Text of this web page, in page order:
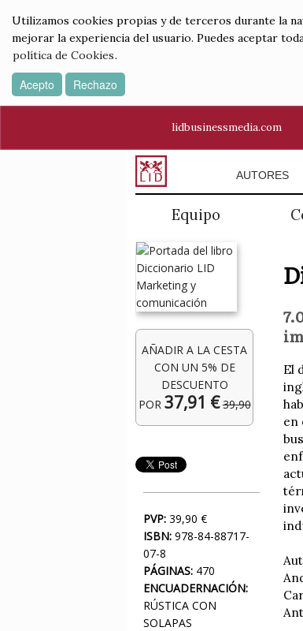
Utilizamos cookies propias y de terceros durante la
mejorar la experiencia del usuario. Puedes aceptar
política de Cookies.
Acepto Rechazo
lidbusinessmedia.com
AUTORES
Equipo
AÑADIR A LA CESTA
CON UN 5% DE
DESCUENTO
POR 37,91 € 39,90
PVP: 39,90 €
ISBN: 978-84-88717-
07-8
PÁGINAS: 470
ENCUADERNACIÓN:
RÚSTICA CON
SOLAPAS
El
en